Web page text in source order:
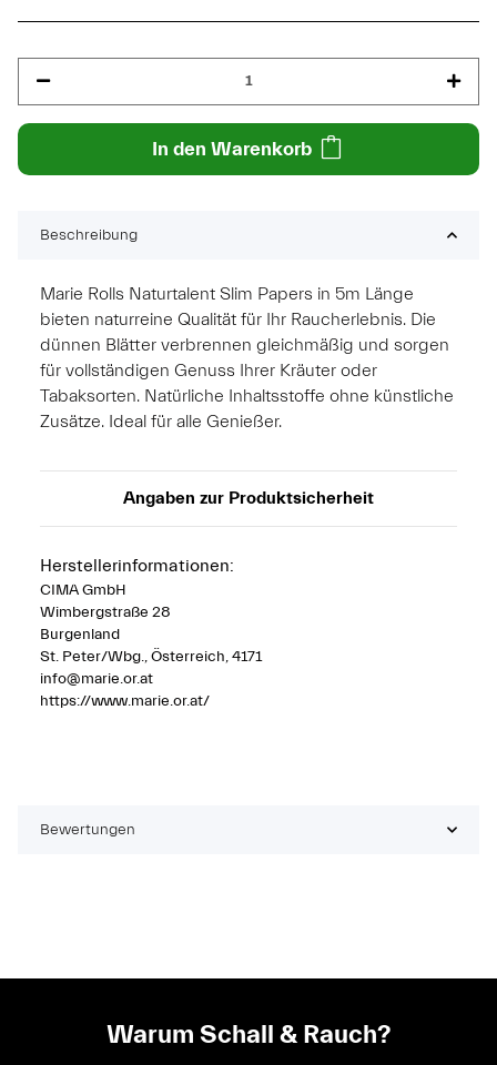
In den Warenkorb
Beschreibung
Marie Rolls Naturtalent Slim Papers in 5m Länge
bieten naturreine Qualität für Ihr Raucherlebnis. Die
dünnen Blätter verbrennen gleichmäßig und sorgen
für vollständigen Genuss Ihrer Kräuter oder
Tabaksorten. Natürliche Inhaltsstoffe ohne künstliche
Zusätze. Ideal für alle Genießer.
Angaben zur Produktsicherheit
Herstellerinformationen:
CIMA GmbH
Wimbergstraße 28
Burgenland
St. Peter/Wbg., Österreich, 4171
info@marie.or.at
https://www.marie.or.at/
Bewertungen
Warum Schall & Rauch?